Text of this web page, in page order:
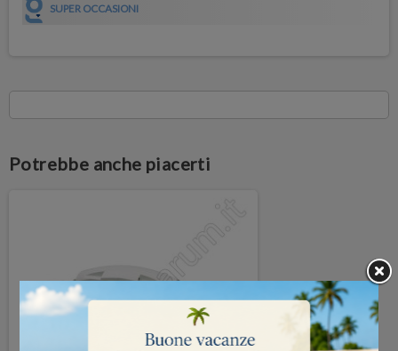
SUPER OCCASIONI
Potrebbe anche piacerti